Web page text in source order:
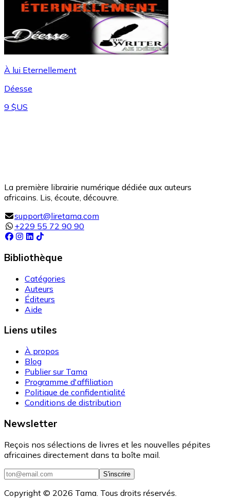
À lui Eternellement
Déesse
9 $US
La première librairie numérique dédiée aux auteurs
africains. Lis, écoute, découvre.
support@liretama.com
+229 55 72 90 90
Bibliothèque
Catégories
Auteurs
Éditeurs
Aide
Liens utiles
À propos
Blog
Publier sur Tama
Programme d'affiliation
Politique de confidentialité
Conditions de distribution
Newsletter
Reçois nos sélections de livres et les nouvelles pépites
africaines directement dans ta boîte mail.
S'inscrire
Copyright © 2026 Tama. Tous droits réservés.